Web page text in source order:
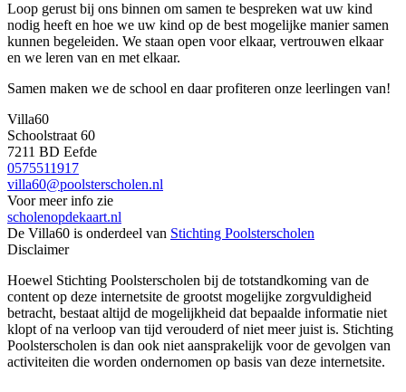
Loop gerust bij ons binnen om samen te bespreken wat uw kind
nodig heeft en hoe we uw kind op de best mogelijke manier samen
kunnen begeleiden. We staan open voor elkaar, vertrouwen elkaar
en we leren van en met elkaar.
Samen maken we de school en daar profiteren onze leerlingen van!
Villa60
Schoolstraat 60
7211 BD Eefde
0575511917
villa60@poolsterscholen.nl
Voor meer info zie
scholenopdekaart.nl
De Villa60 is onderdeel van Stichting Poolsterscholen
Disclaimer
Hoewel Stichting Poolsterscholen bij de totstandkoming van de
content op deze internetsite de grootst mogelijke zorgvuldigheid
betracht, bestaat altijd de mogelijkheid dat bepaalde informatie niet
klopt of na verloop van tijd verouderd of niet meer juist is. Stichting
Poolsterscholen is dan ook niet aansprakelijk voor de gevolgen van
activiteiten die worden ondernomen op basis van deze internetsite.